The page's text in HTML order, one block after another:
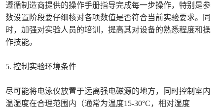
遵循制造商提供的操作手册指导完成每一步操作，特别是参
数设置阶段要仔细核对各项数值是否符合当前实验要求。同
时，加强对实验人员的培训，提高其对设备的熟悉程度和操
作技能。
5. 控制实验环境条件
尽可能将电泳仪放置于远离强电磁源的地方，同时控制室内
温湿度在合理范围内（通常为温度15-30°C，相对湿度